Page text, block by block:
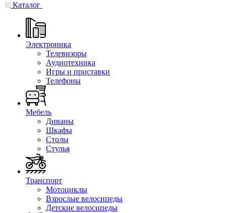
Каталог
Электроника
Телевизоры
Аудиотехника
Игры и приставки
Телефоны
Мебель
Диваны
Шкафы
Столы
Стулья
Транспорт
Мотоциклы
Взрослые велосипеды
Детские велосипеды